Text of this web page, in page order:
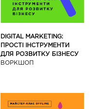
DIGITAL MARKETING:
ПРОСТІ ІНСТРУМЕНТИ
ДЛЯ РОЗВИТКУ БІЗНЕСУ
ВОРКШОП